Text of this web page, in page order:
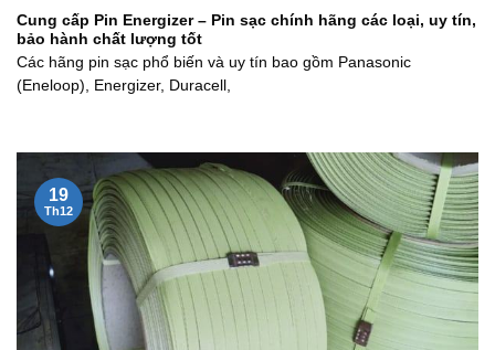
Cung cấp Pin Energizer – Pin sạc chính hãng các loại, uy tín,
bảo hành chất lượng tốt
Các hãng pin sạc phổ biến và uy tín bao gồm Panasonic
(Eneloop), Energizer, Duracell,
19
Th12